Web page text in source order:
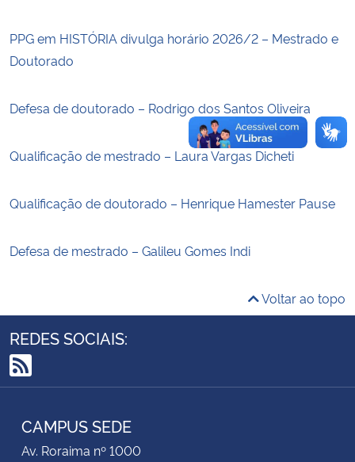
Secretaria de Governo
PPG em HISTÓRIA divulga horário 2026/2 – Mestrado e
Doutorado
Defesa de doutorado – Rodrigo dos Santos Oliveira
Qualificação de mestrado – Laura Vargas Dicheti
Qualificação de doutorado – Henrique Hamester Pause
Defesa de mestrado – Galileu Gomes Indi
Voltar ao topo
REDES SOCIAIS:
RSS
CAMPUS SEDE
Av. Roraima nº 1000